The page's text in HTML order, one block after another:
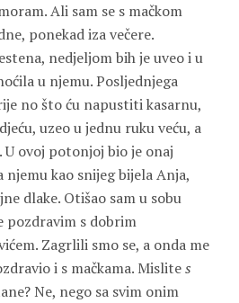
Ali sam se s mačkom
ponekad iza večere.
nedjeljom bih je uveo i u
u njemu. Posljednjega
no što ću napustiti kasarnu,
uzeo u jednu ruku veću, a
ovoj potonjoj bio je onaj
njemu kao snijeg bijela Anja,
dlake. Otišao sam u sobu
pozdravim s dobrim
. Zagrlili smo se, a onda me
i s mačkama. Mislites
Ne, nego sa svim onim